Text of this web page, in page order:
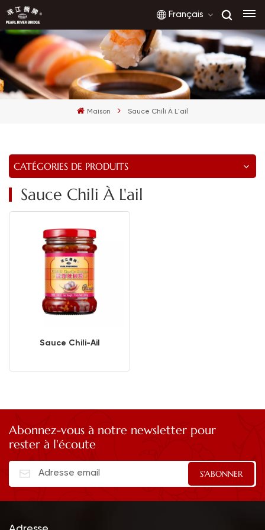
Français
English
français
Maison Sauce Chili À L'ail
CATÉGORIES DE PRODUITS
Sauce Chili À L'ail
Sauce Chili-Ail
Abonnez-vous à notre newsletter pour
rester à l'écoute